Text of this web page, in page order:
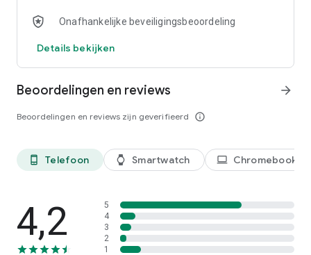
Onafhankelijke beveiligingsbeoordeling
Details bekijken
Beoordelingen en reviews
Beoordelingen en reviews zijn geverifieerd info_outline
arrow_forward
phone_android Telefoon watch Smartwatch laptop Chromebook
4,2
5
4
3
2
1